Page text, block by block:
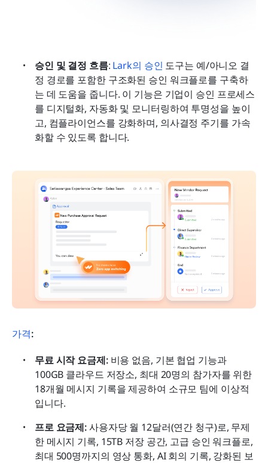
승인 및 결정 흐름: Lark의 승인 도구는 예/아니오 결
정 경로를 포함한 구조화된 승인 워크플로를 구축하
는 데 도움을 줍니다. 이 기능은 기업이 승인 프로세스
를 디지털화, 자동화 및 모니터링하여 투명성을 높이
고, 컴플라이언스를 강화하며, 의사결정 주기를 가속
화할 수 있도록 합니다.
가격:
무료 시작 요금제: 비용 없음, 기본 협업 기능과
100GB 클라우드 저장소, 최대 20명의 참가자를 위한
18개월 메시지 기록을 제공하여 소규모 팀에 이상적
입니다.
프로 요금제: 사용자당 월 12달러(연간 청구)로, 무제
한 메시지 기록, 15TB 저장 공간, 고급 승인 워크플로,
최대 500명까지의 영상 통화, AI 회의 기록, 강화된 보